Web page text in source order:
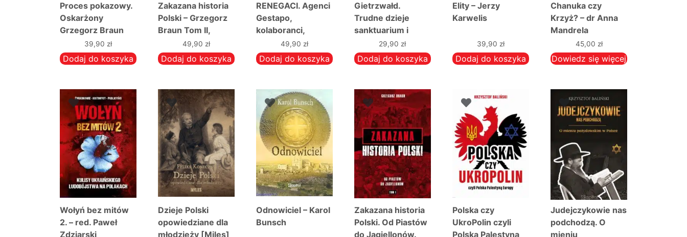
Proces pokazowy.
Oskarżony
Grzegorz Braun
39,90 zł
Dodaj do koszyka
Zakazana historia
Polski – Grzegorz
Braun Tom II,
Jarosław Kornaś
49,90 zł
Dodaj do koszyka
RENEGACI. Agenci
Gestapo,
kolaboranci,
szmalcownicy w
gettach – Ireneusz
T. Lisiak
49,90 zł
Dodaj do koszyka
Gietrzwałd.
Trudne dzieje
sanktuarium i
miejsca objawień
maryjnych – ks.
Krzysztof
29,90zł
Dodaj do koszyka
Elity – Jerzy
Karwelis
39,90 zł
Dodaj do koszyka
Chanuka czy
Krzyż? – dr Anna
Mandrela
45,00 zł
Dowiedz się więcej
Wołyń bez mitów
2. – red. Paweł
Zdziarski
Dzieje Polski
opowiedziane dla
młodzieży [Miles]
Odnowiciel – Karol
Bunsch
Zakazana historia
Polski. Od Piastów
do Jagiellonów.
Polska czy
UkroPolin czyli
Polska Palestyną
Judejczykowie nas
podchodzą. O
mieniu